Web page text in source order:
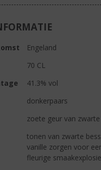
Engeland
70 CL
41.3% vol
donkerpaars
zoete geur van
tonen van zwarte
vanille zorgen voor
fleurige smaakexplosie